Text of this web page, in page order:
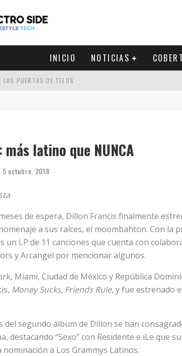
INICIO NOTICIAS
LAS PUERTAS DE TELOS
PARK VUELVE A LA
latino que NUNCA
5 octubre, 2018
de espera, Dillon Francis finalmente
a sus raíces, el moombahton. Con la
un LP de 11 canciones que cuenta con
y Arcangel por mencionar algunos.
Miami, Ciudad de México y República
Money Sucks, Friends Rule, y fue estrenado
del segundo álbum de Dillon se han
destacando “Sexo” con Residente e iLe que
a Los Grammys Latinos.